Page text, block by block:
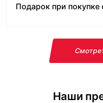
Подарок при покупке
Наши